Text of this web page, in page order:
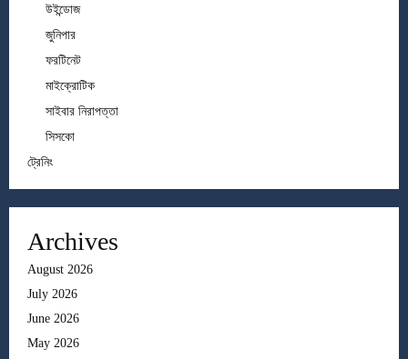
উইন্ডোজ
জুনিপার
ফরটিনেট
মাইক্রোটিক
সাইবার নিরাপত্তা
সিসকো
ট্রেনিং
Archives
August 2026
July 2026
June 2026
May 2026